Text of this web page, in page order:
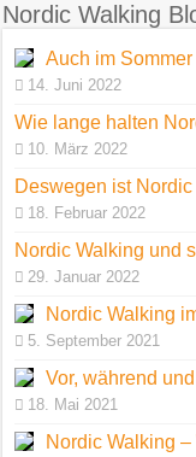
Nordic Walking
Auch im
14. Juni 2022
Wie lange halten
10. März 2022
Deswegen ist
18. Februar 2022
Nordic Walking und
29. Januar 2022
Nordic Walking
5. September 2021
Vor, während
18. Mai 2021
Nordic Walking –